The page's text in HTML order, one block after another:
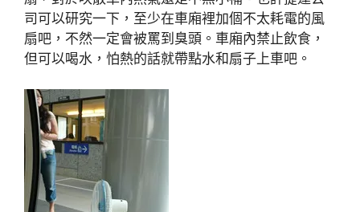
司可以研究一下，至少在車廂裡加個不太耗電的風
扇吧，不然一定會被罵到臭頭。車廂內禁止飲食，
但可以喝水，怕熱的話就帶點水和扇子上車吧。